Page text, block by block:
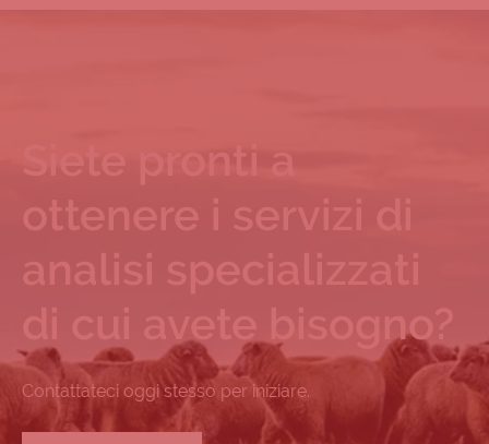
ottenere i servizi di
analisi specializzati
di cui avete bisogno?
Contattateci oggi stesso per iniziare.